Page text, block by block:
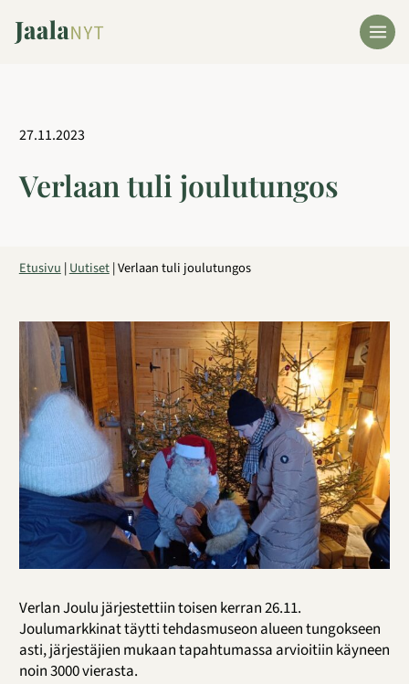
sisältöön
27.11.2023
Verlaan tuli joulutungos
Etusivu|Uutiset|Verlaan tuli joulutungos
Verlan Joulu järjestettiin toisen kerran 26.11.
Joulumarkkinat täytti tehdasmuseon alueen tungokseen
asti, järjestäjien mukaan tapahtumassa arvioitiin käyneen
noin 3000 vierasta.